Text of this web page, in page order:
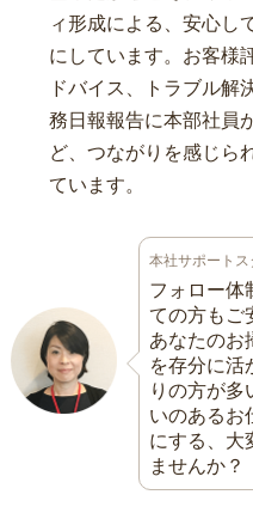
ィ形成による、安心し
にしています。お客様
ドバイス、トラブル解
務日報報告に本部社員
ど、つながりを感じら
ています。
本社サポートス
フォロー体
ての方もご
あなたのお
を存分に活
りの方が多
いのあるお
にする、大
ませんか？